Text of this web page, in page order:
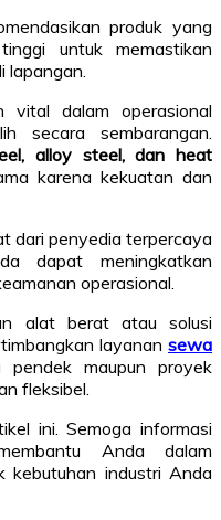
produk yang
untuk memastikan
lapangan.
vital dalam operasional
secara sembarangan.
alloy steel, dan heat
karena kekuatan dan
dari penyedia terpercaya
dapat meningkatkan
operasional.
alat berat atau solusi
layanan sewa
pendek maupun proyek
fleksibel.
ini. Semoga informasi
Anda dalam
kebutuhan industri Anda